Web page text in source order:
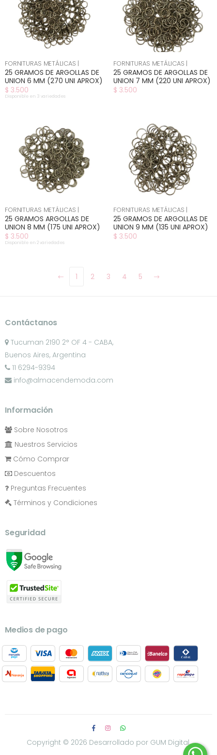
FORNITURAS METÁLICAS |
25 GRAMOS DE ARGOLLAS DE
UNION 6 MM (270 UNI APROX)
$ 3.500
Disponible en 3 variedades
FORNITURAS METÁLICAS |
25 GRAMOS DE ARGOLLAS DE
UNION 7 MM (220 UNI APROX)
$ 3.500
FORNITURAS METÁLICAS |
25 GRAMOS ARGOLLAS DE
UNION 8 MM (175 UNI APROX)
$ 3.500
Disponible en 2 variedades
FORNITURAS METÁLICAS |
25 GRAMOS DE ARGOLLAS DE
UNION 9 MM (135 UNI APROX)
$ 3.500
1 2 3 4 5
Contáctanos
Tucuman 2190 2° OF 4 - CABA,
Buenos Aires, Argentina
11 6294-9394
info@almacendemoda.com
Información
Sobre Nosotros
Nuestros Servicios
Cómo Comprar
Descuentos
Preguntas Frecuentes
Términos y Condiciones
Seguridad
Medios de pago
Copyright © 2026 Desarrollado por GUM Digital.